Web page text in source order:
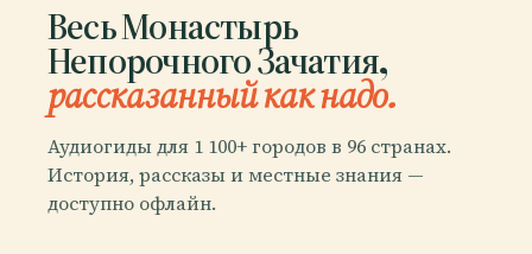
Весь Монастырь
Непорочного Зачатия,
рассказанный как надо.
Аудиогиды для 1 100+ городов в 96 странах.
История, рассказы и местные знания —
доступно офлайн.